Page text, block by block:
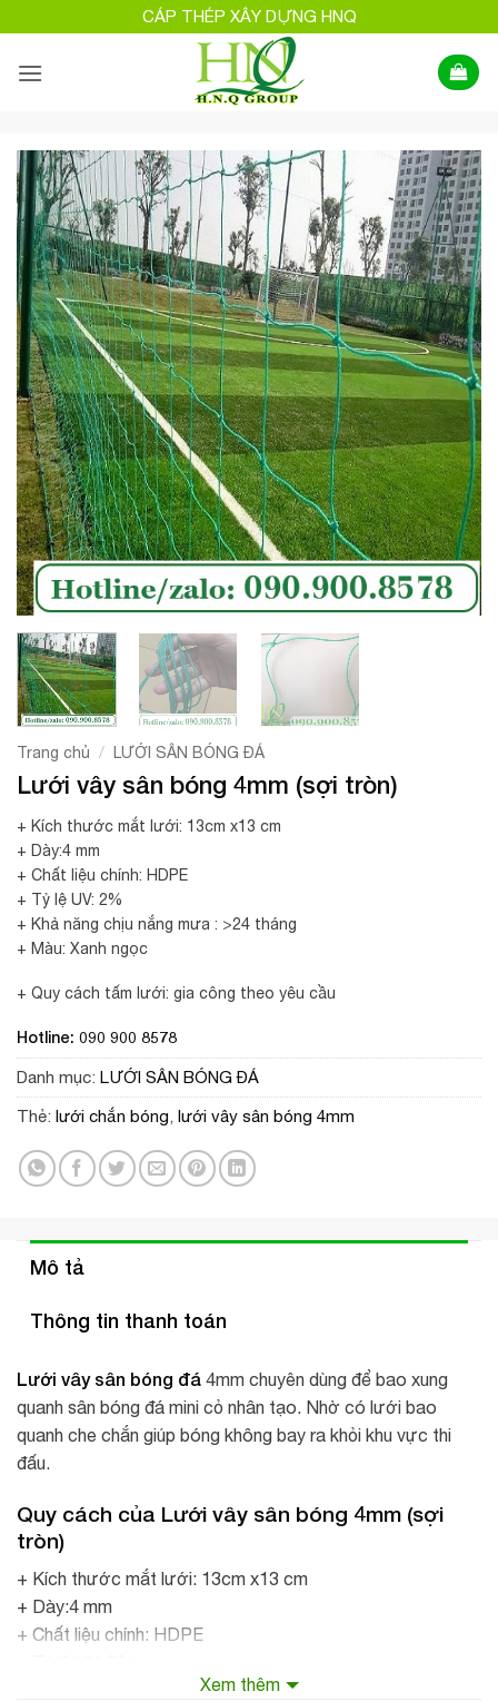
qua
nội
CÁP THÉP XÂY DỰNG HNQ
Trang chủ / LƯỚI SÂN BÓNG ĐÁ
Lưới vây sân bóng 4mm (sợi tròn)
+ Kích thước mắt lưới: 13cm x13 cm
+ Dày:4 mm
+ Chất liệu chính: HDPE
+ Tỷ lệ UV: 2%
+ Khả năng chịu nắng mưa : >24 tháng
+ Màu: Xanh ngọc
+ Quy cách tấm lưới: gia công theo yêu cầu
Hotline: 090 900 8578
Danh mục: LƯỚI SÂN BÓNG ĐÁ
Thẻ: lưới chắn bóng, lưới vây sân bóng 4mm
Mô tả
Thông tin thanh toán
Lưới vây sân bóng đá 4mm chuyên dùng để bao xung
quanh sân bóng đá mini cỏ nhân tạo. Nhờ có lưới bao
quanh che chắn giúp bóng không bay ra khỏi khu vực thi
đấu.
Quy cách của Lưới vây sân bóng 4mm (sợi
tròn)
+ Kích thước mắt lưới: 13cm x13 cm
+ Dày:4 mm
+ Chất liệu chính: HDPE
+ Khả năng chịu nắng mưa : >24 tháng
Xem thêm